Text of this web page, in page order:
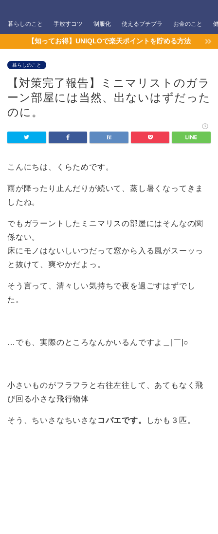
暮らしのこと 手放すコツ 制服化 使えるプチプラ お金のこと
【知ってお得】UNIQLOで楽天ポイントを貯める方法
暮らしのこと
【対策完了報告】ミニマリストのガラ
ーン部屋には当然、出ないはずだった
のに。
こんにちは、くらためです。
雨が降ったり止んだりが続いて、蒸し暑くなってきま
したね。
でもガラーントしたミニマリスの部屋にはそんなの関
係ない。
床にモノはないしいつだって窓から入る風がスーッっ
と抜けて、爽やかだよっ。
そう言って、清々しい気持ちで夜を過ごすはずでし
た。
…でも、実際のところなんかいるんですよ＿|￣|○
小さいものがフラフラと右往左往して、あてもなく飛
び回る小さな飛行物体
そう、ちいさなちいさな コバエです。 しかも３匹。